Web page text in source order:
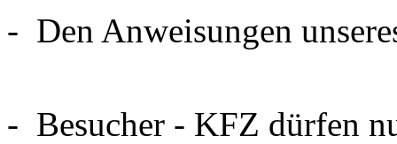
- Den Anweisungen
- Besucher - KFZ dürfen